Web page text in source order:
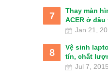
7
Thay màn
ACER ở đâu
Jan 21,
8
Vệ sinh
tín, chất
Jul 7, 2015